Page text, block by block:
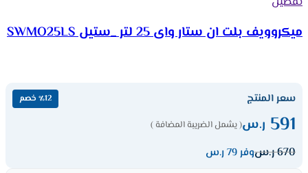
ميكروويف بلت ان ستار واى 25 لتر _ستيل SWMO25LS
سعر المنتج ٪12 خصم
591 ر.س( يشمل الضريبة المضافة )
670ر.سوفر 79 ر.س